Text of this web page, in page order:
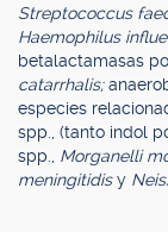
Streptococcus
Haemophilus
betalactamasas
catarrhalis;
especies
spp., (tanto indol
spp., Morganelli
meningitidisy